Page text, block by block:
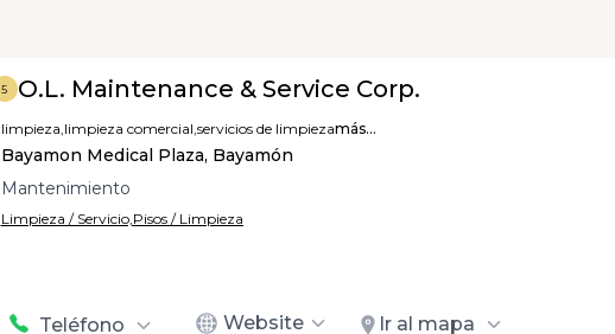
5 O.L. Maintenance & Service Corp.
limpieza,limpieza comercial,servicios de limpiezamás...
Bayamon Medical Plaza, Bayamón
Mantenimiento
Limpieza / Servicio,Pisos / Limpieza
Teléfono Website Ir al mapa